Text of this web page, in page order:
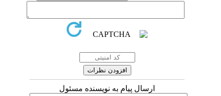
ارسال پیام به نویسنده مسئول